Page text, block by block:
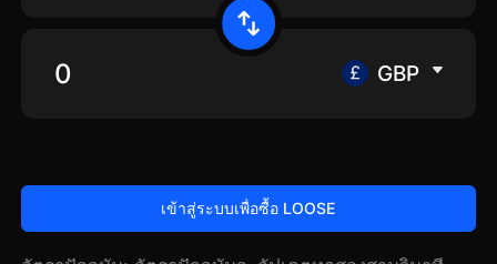
GBP
เข้าสู่ระบบเพื่อซื้อ LOOSE